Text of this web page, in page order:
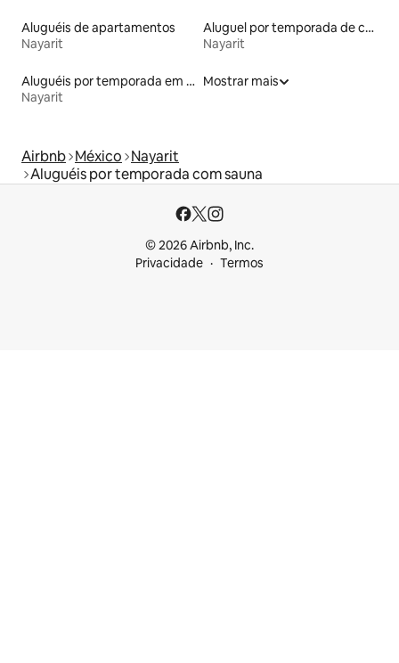
Aluguéis de apartamentos
Nayarit
Aluguel por temporada de casas arredondadas
Nayarit
Aluguéis por temporada em albergue
Nayarit
Mostrar mais
Airbnb México Nayarit
Aluguéis por temporada com sauna
© 2026 Airbnb, Inc.
Privacidade
Termos